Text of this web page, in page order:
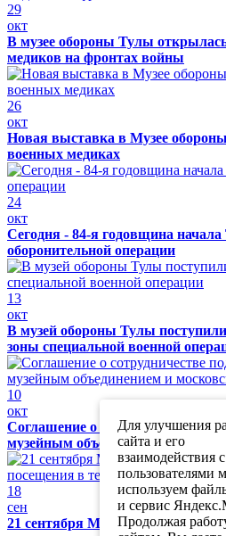
29
окт
В музее обороны Тулы
медиков на фронтах войны
26
окт
Новая выставка в Музее
военных медиках
24
окт
Сегодня - 84-я годовщина начала
оборонительной операции
13
окт
В музей обороны Тулы
зоны специальной военной
10
окт
Соглашение о сотрудничестве
музейным объединением и
18
сен
21 сентября Музей обороны
Для улучшения
сайта и его
взаимодействия с
пользователями
используем
и сервис
Продолжая